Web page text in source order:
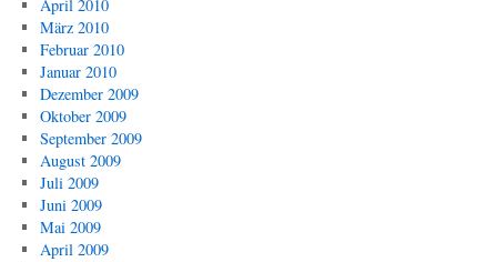
April 2010
März 2010
Februar 2010
Januar 2010
Dezember 2009
Oktober 2009
September 2009
August 2009
Juli 2009
Juni 2009
Mai 2009
April 2009